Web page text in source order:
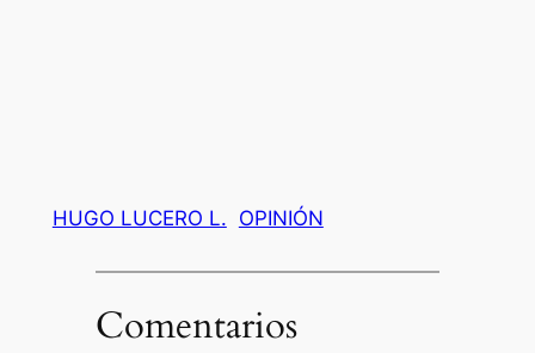
HUGO LUCERO L. OPINIÓN
Comentarios